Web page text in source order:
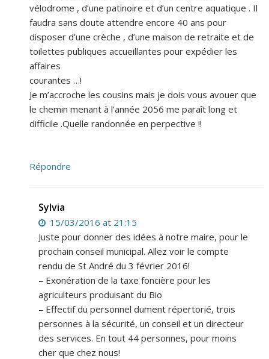
vélodrome , d’une patinoire et d’un centre aquatique . Il
faudra sans doute attendre encore 40 ans pour
disposer d’une crèche , d’une maison de retraite et de
toilettes publiques accueillantes pour expédier les
affaires
courantes …!
Je m’accroche les cousins mais je dois vous avouer que
le chemin menant à l’année 2056 me paraît long et
difficile .Quelle randonnée en perpective !!
Répondre
Sylvia
15/03/2016 at 21:15
Juste pour donner des idées à notre maire, pour le
prochain conseil municipal. Allez voir le compte
rendu de St André du 3 février 2016!
– Exonération de la taxe foncière pour les
agriculteurs produisant du Bio
– Effectif du personnel dument répertorié, trois
personnes à la sécurité, un conseil et un directeur
des services. En tout 44 personnes, pour moins
cher que chez nous!